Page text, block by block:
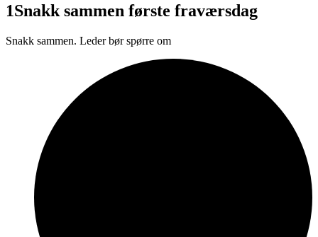
1Snakk sammen første fraværsdag
Snakk sammen. Leder bør spørre om